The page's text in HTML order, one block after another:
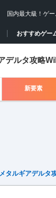
国内最大級！ゲ
おすすめゲー
デルタ攻略
新要素
メタルギアデルタ